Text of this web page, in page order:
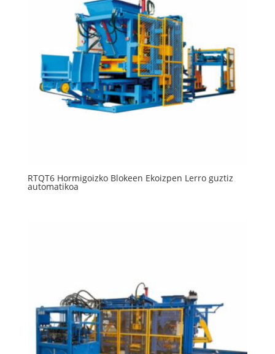
RTQT6 Hormigoizko Blokeen Ekoizpen Lerro guztiz
automatikoa